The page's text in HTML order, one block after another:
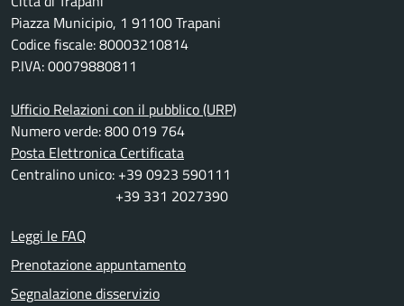
Piazza Municipio, 1 91100 Trapani
Codice fiscale: 80003210814
P.IVA: 00079880811
Ufficio Relazioni con il pubblico (URP)
Numero verde: 800 019 764
Posta Elettronica Certificata
Centralino unico: +39 0923 590111
+39 331 2027390
Leggi le FAQ
Prenotazione appuntamento
Segnalazione disservizio